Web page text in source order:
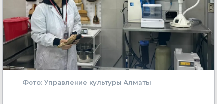
Фото: Управление культуры Алматы